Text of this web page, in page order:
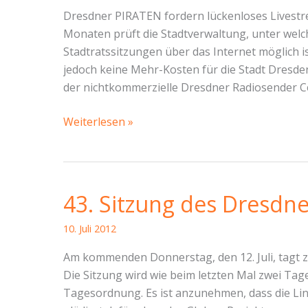
Dresdner PIRATEN fordern lückenloses
Monaten prüft die Stadtverwaltung, unter
Stadtratssitzungen über das Internet möglich
jedoch keine Mehr-Kosten für die Stadt
der nichtkommerzielle Dresdner Radiosender
Transparenz
Weiterlesen »
43. Sitzung des
10. Juli 2012
Am kommenden Donnerstag, den 12. Juli,
Die Sitzung wird wie beim letzten Mal zwei
Tagesordnung. Es ist anzunehmen, dass die